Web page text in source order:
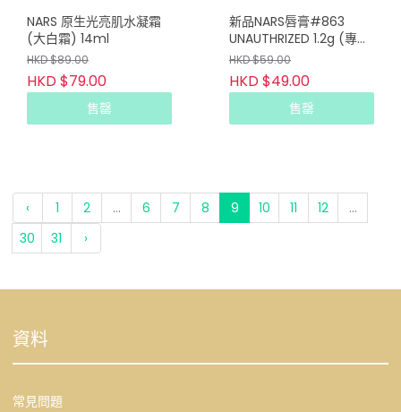
NARS 原生光亮肌水凝霜
(大白霜) 14ml
HKD $89.00
HKD $79.00
售罄
新品NARS唇膏#863
UNAUTHRIZED 1.2g (專
櫃)
HKD $59.00
HKD $49.00
售罄
‹ 1 2 ... 6 7 8 9 10 11 12
...
30
31 ›
資料
常見問題